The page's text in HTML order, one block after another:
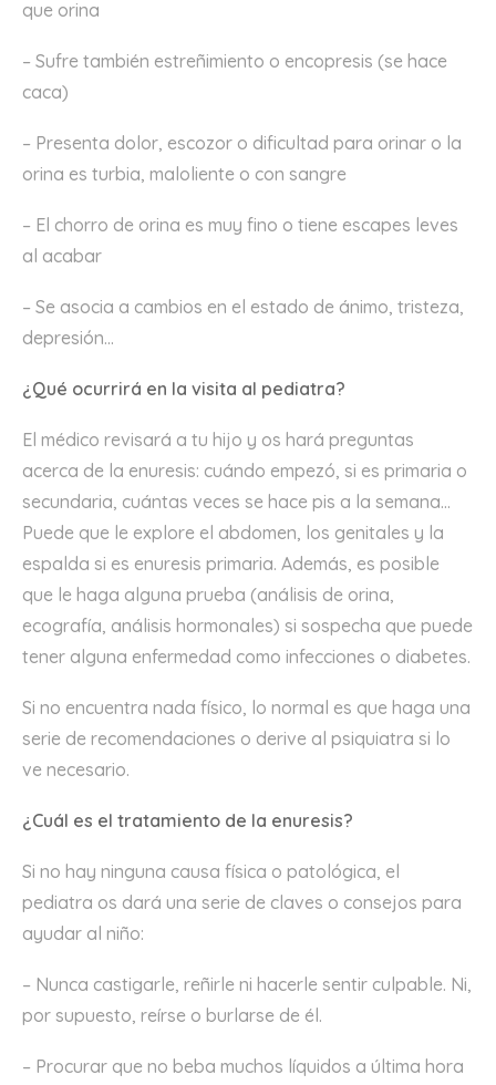
que orina
– Sufre también estreñimiento o encopresis (se hace
caca)
– Presenta dolor, escozor o dificultad para orinar o la
orina es turbia, maloliente o con sangre
– El chorro de orina es muy fino o tiene escapes leves
al acabar
– Se asocia a cambios en el estado de ánimo, tristeza,
depresión…
¿Qué ocurrirá en la visita al pediatra?
El médico revisará a tu hijo y os hará preguntas
acerca de la enuresis: cuándo empezó, si es primaria o
secundaria, cuántas veces se hace pis a la semana…
Puede que le explore el abdomen, los genitales y la
espalda si es enuresis primaria. Además, es posible
que le haga alguna prueba (análisis de orina,
ecografía, análisis hormonales) si sospecha que puede
tener alguna enfermedad como infecciones o diabetes.
Si no encuentra nada físico, lo normal es que haga una
serie de recomendaciones o derive al psiquiatra si lo
ve necesario.
¿Cuál es el tratamiento de la enuresis?
Si no hay ninguna causa física o patológica, el
pediatra os dará una serie de claves o consejos para
ayudar al niño:
– Nunca castigarle, reñirle ni hacerle sentir culpable. Ni,
por supuesto, reírse o burlarse de él.
– Procurar que no beba muchos líquidos a última hora